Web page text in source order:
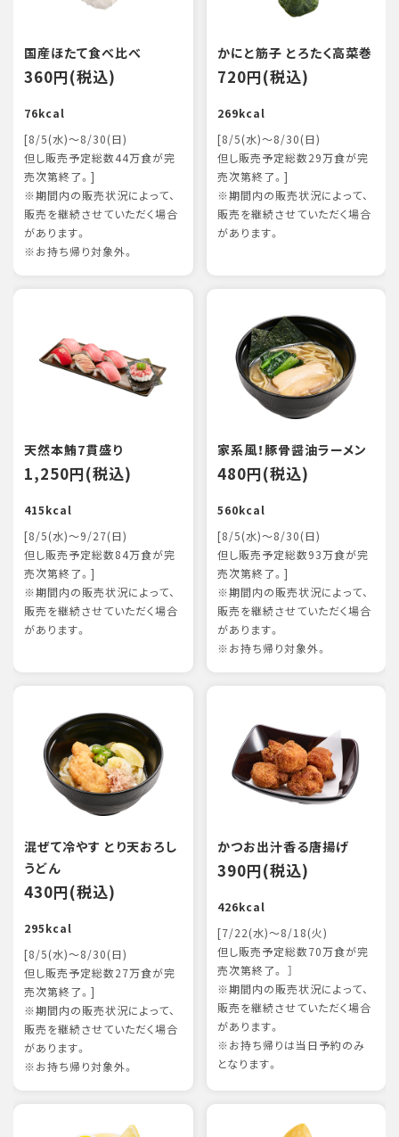
国産ほたて食べ比べ
360円(税込)
76kcal
[8/5(水)～8/30(日)
但し販売予定総数44万食が完
売次第終了。]
※期間内の販売状況によって、
販売を継続させていただく場合
があります。
※お持ち帰り対象外。
かにと筋子 とろたく高菜巻
720円(税込)
269kcal
[8/5(水)～8/30(日)
但し販売予定総数29万食が完
売次第終了。]
※期間内の販売状況によって、
販売を継続させていただく場合
があります。
天然本鮪7貫盛り
1,250円(税込)
415kcal
[8/5(水)～9/27(日)
但し販売予定総数84万食が完
売次第終了。]
※期間内の販売状況によって、
販売を継続させていただく場合
があります。
家系風！豚骨醤油ラーメン
480円(税込)
560kcal
[8/5(水)～8/30(日)
但し販売予定総数93万食が完
売次第終了。]
※期間内の販売状況によって、
販売を継続させていただく場合
があります。
※お持ち帰り対象外。
混ぜて冷やす とり天おろし
うどん
430円(税込)
295kcal
[8/5(水)～8/30(日)
但し販売予定総数27万食が完
売次第終了。]
※期間内の販売状況によって、
販売を継続させていただく場合
があります。
※お持ち帰り対象外。
かつお出汁香る唐揚げ
390円(税込)
426kcal
[7/22(水)～8/18(火)
但し販売予定総数70万食が完
売次第終了。 ］
※期間内の販売状況によって、
販売を継続させていただく場合
があります。
※お持ち帰りは当日予約のみ
となります。